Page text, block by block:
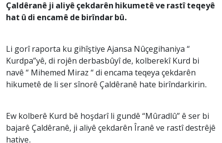
Çaldêranê ji aliyê çekdarên hikumetê ve rastî teqeyê
hat û di encamê de birîndar bû.
Li gorî raporta ku gihîştiye Ajansa Nûçegihaniya “
Kurdpa”yê, di rojên derbasbûyî de, kolberekî Kurd bi
navê “ Mihemed Miraz “ di encama teqeya çekdarên
hikumetê de li ser sînorê Çaldêranê hate birîndarkirin.
Ew kolberê Kurd bê hoşdarî li gundê “Mûradlû” ê ser bi
bajarê Çaldêranê, ji aliyê çekdarên Îranê ve rastî destrêjê
hatiye.